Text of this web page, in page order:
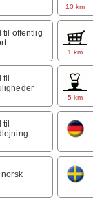
10 km
til offentlig
1 km
til
5 km
til